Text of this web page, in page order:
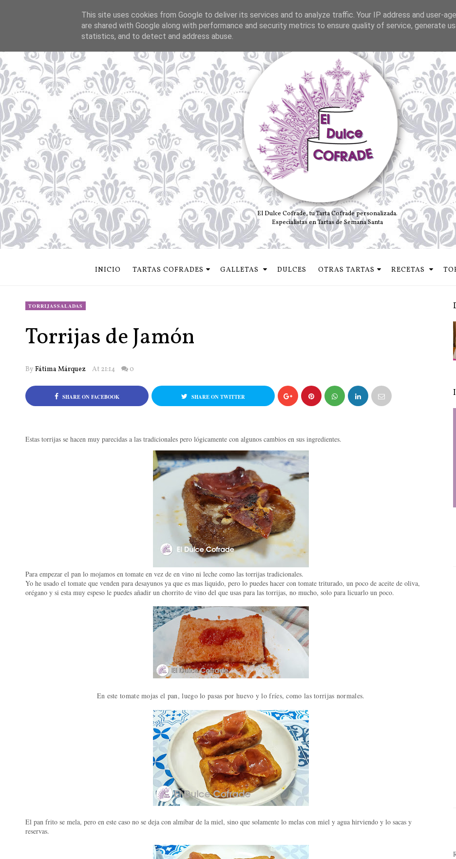
El Dulce Cofrade, tu Tarta Cofrade personalizada.
Especialistas en Tartas de Semana Santa
INICIO TARTAS COFRADES GALLETAS DULCES OTRAS TARTAS RECETAS
TORRIJASSALADAS
Torrijas de Jamón
By Fátima Márquez At 21:14 0
SHARE ON FACEBOOK SHARE ON TWITTER
Estas torrijas se hacen muy parecidas a las tradicionales pero lógicamente con algunos cambios en sus ingredientes.
Para empezar el pan lo mojamos en tomate en vez de en vino ni leche como las torrijas tradicionales.
Yo he usado el tomate que venden para desayunos ya que es mas liquido, pero lo puedes hacer con tomate triturado, un poco de aceite de oliva,
orégano y si esta muy espeso le puedes añadir un chorrito de vino del que usas para las torrijas, no mucho, solo para licuarlo un poco.
En este tomate mojas el pan, luego lo pasas por huevo y lo fríes, como las torrijas normales.
El pan frito se mela, pero en este caso no se deja con almíbar de la miel, sino que solamente lo melas con miel y agua hirviendo y lo sacas y
reservas.
This site uses cookies from Google to deliver its services and to analyze traffic. Your IP address and user-
are shared with Google along with performance and security metrics to ensure quality of service, generate
statistics, and to detect and address abuse.